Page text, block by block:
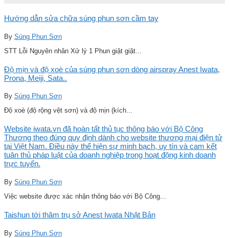
Hướng dẫn sửa chữa súng phun sơn cầm tay
By Súng Phun Sơn
STT Lỗi Nguyên nhân Xử lý 1 Phun giật giật...
Độ mịn và độ xoè của súng phun sơn dòng airspray Anest Iwata,
Prona, Meiji, Sata..
By Súng Phun Sơn
Độ xoè (độ rộng vệt sơn) và độ mịn (kích...
Website iwata.vn đã hoàn tất thủ tục thông báo với Bộ Công
Thương theo đúng quy định dành cho website thương mại điện tử
tại Việt Nam. Điều này thể hiện sự minh bạch, uy tín và cam kết
tuân thủ pháp luật của doanh nghiệp trong hoạt động kinh doanh
trực tuyến.
By Súng Phun Sơn
Việc website được xác nhận thông báo với Bộ Công...
Taishun tới thăm trụ sở Anest Iwata Nhật Bản
By Súng Phun Sơn